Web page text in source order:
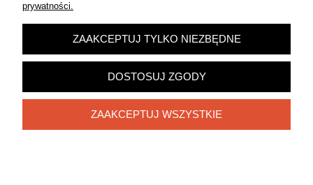
POKAŻ PEŁNĄ WERSJĘ STRONY
Sklep internetowy Shoper.pl
prywatności.
ZAAKCEPTUJ TYLKO NIEZBĘDNE
DOSTOSUJ ZGODY
ZAAKCEPTUJ WSZYSTKIE